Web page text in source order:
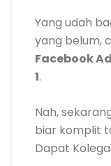
Yang udah
yang belum,
Facebook
1.
Nah,
biar komplit
Dapat